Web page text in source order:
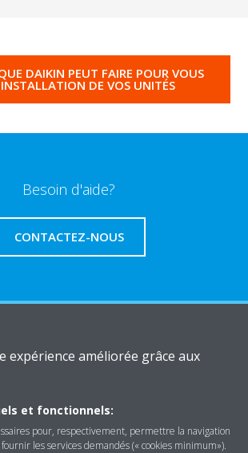
DAIKIN PEUT FAIRE POUR VOUS
INSTALLATION DE VOS UNITÉS
Besoin d'aide?
CONTACTEZ-NOUS
expérience améliorée grâce aux
et fonctionnels:
pour, respectivement, permettre la navigation
les services demandés (« cookies minimum»).